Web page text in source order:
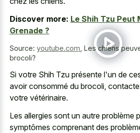
Discover more: Le Shih Tzu Peut
Grenade ?
Source: youtube.com Les chiens
brocoli?
Si votre Shih Tzu présente l'un de
avoir consommé du brocoli,
votre vétérinaire.
Les allergies sont un autre problème
symptômes comprenant des